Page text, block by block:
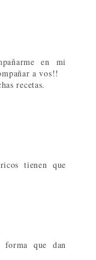
en mi
a vos!!
recetas.
tienen que
forma que dan